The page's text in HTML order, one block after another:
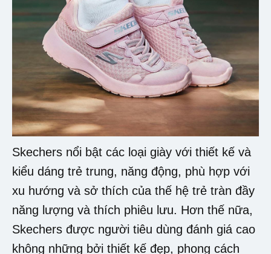
Skechers nổi bật các loại giày với thiết kế và
kiểu dáng trẻ trung, năng động, phù hợp với
xu hướng và sở thích của thế hệ trẻ tràn đầy
năng lượng và thích phiêu lưu. Hơn thế nữa,
Skechers được người tiêu dùng đánh giá cao
không những bởi thiết kế đẹp, phong cách